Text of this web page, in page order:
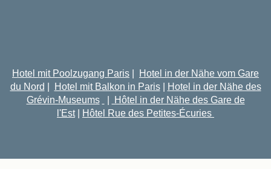
Hotel mit Poolzugang Paris
Hotel in der Nähe vom Gare
du Nord
Hotel mit Balkon in Paris|
Hotel in der Nähe des
Grévin-Museums
Hôtel in der Nähe des Gare de
l'Est| Hôtel Rue des Petites-Écuries